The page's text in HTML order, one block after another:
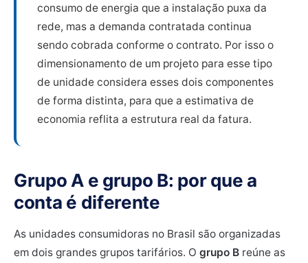
consumo de energia que a instalação puxa da
rede, mas a demanda contratada continua
sendo cobrada conforme o contrato. Por isso o
dimensionamento de um projeto para esse tipo
de unidade considera esses dois componentes
de forma distinta, para que a estimativa de
economia reflita a estrutura real da fatura.
Grupo A e grupo B: por que a
conta é diferente
As unidades consumidoras no Brasil são organizadas
em dois grandes grupos tarifários. O grupo B reúne as